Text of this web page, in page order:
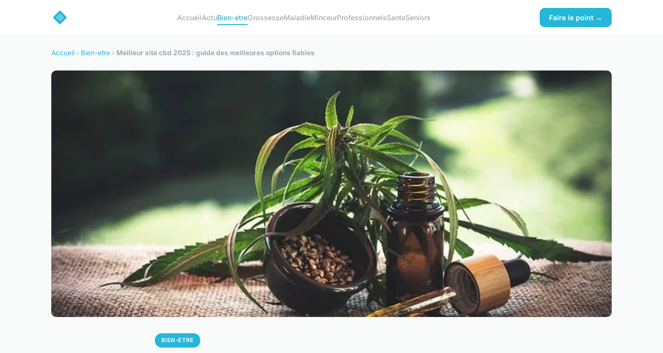
AccueilActuBien-etreGrossesseMaladieMinceurProfessionnelsSanteSeniors Faire le point →
Accueil › Bien-etre › Meilleur site cbd 2025 : guide des meilleures options fiables
BIEN-ETRE